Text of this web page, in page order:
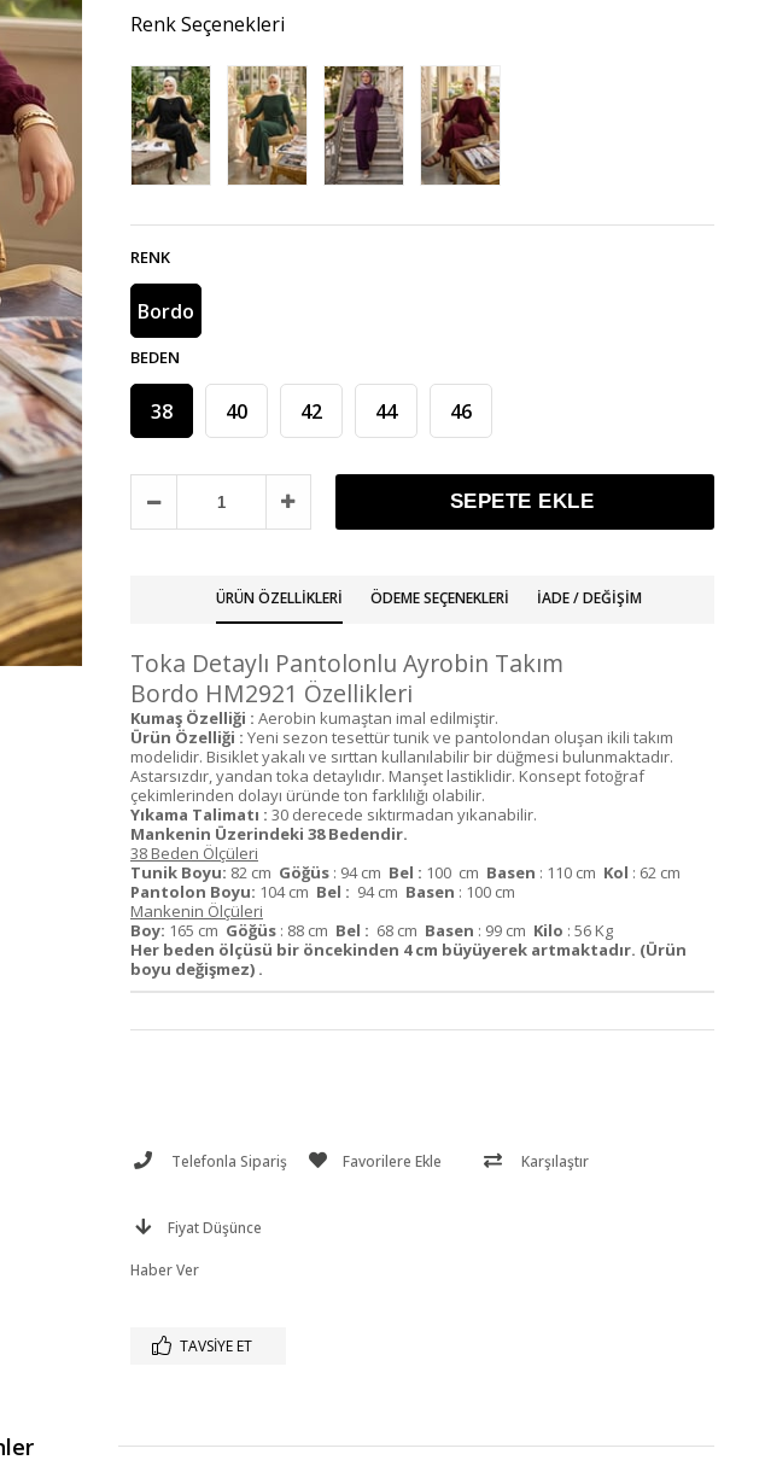
Renk Seçenekleri
RENK
Bordo
BEDEN
38 40 42 44 46
ÜRÜN ÖZELLIKLERI ÖDEME SEÇENEKLERI İADE / DEĞIŞIM
Toka Detaylı Pantolonlu Ayrobin Takım
Bordo HM2921 Özellikleri
Kumaş Özelliği : Aerobin kumaştan imal edilmiştir.
Ürün Özelliği : Yeni sezon tesettür tunik ve pantolondan oluşan ikili takım
modelidir. Bisiklet yakalı ve sırttan kullanılabilir bir düğmesi bulunmaktadır.
Astarsızdır, yandan toka detaylıdır. Manşet lastiklidir. Konsept fotoğraf
çekimlerinden dolayı üründe ton farklılığı olabilir.
Yıkama Talimatı : 30 derecede sıktırmadan yıkanabilir.
Mankenin Üzerindeki 38 Bedendir.
38 Beden Ölçüleri
Tunik Boyu: 82 cm Göğüs : 94 cm Bel : 100 cm Basen : 110 cm Kol : 62 cm
Pantolon Boyu: 104 cm Bel : 94 cm Basen : 100 cm
Mankenin Ölçüleri
Boy: 165 cm Göğüs : 88 cm Bel : 68 cm Basen : 99 cm Kilo : 56 Kg
Her beden ölçüsü bir öncekinden 4 cm büyüyerek artmaktadır. (Ürün
boyu değişmez) .
Telefonla Sipariş Favorilere Ekle Karşılaştır
Fiyat Düşünce
Haber Ver
TAVSIYE ET